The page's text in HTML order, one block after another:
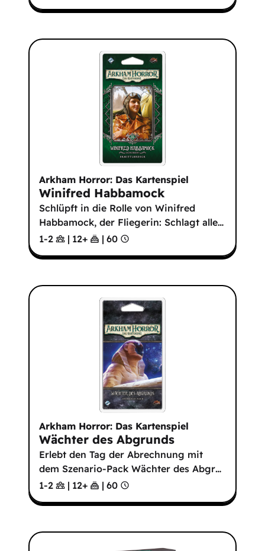
Arkham Horror: Das Kartenspiel
Winifred Habbamock
Schlüpft in die Rolle von Winifred
Habbamock, der Fliegerin: Schlagt alle…
1-2
| 12+ | 60
Arkham Horror: Das Kartenspiel
Wächter des Abgrunds
Erlebt den Tag der Abrechnung mit
dem Szenario-Pack Wächter des Abgr…
1-2
| 12+ | 60